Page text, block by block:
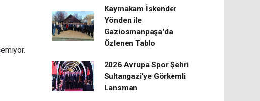
Kaymakam İskender
Yönden ile
Gaziosmanpaşa'da
Özlenen Tablo
2026 Avrupa Spor Şehri
Sultangazi’ye Görkemli
Lansman